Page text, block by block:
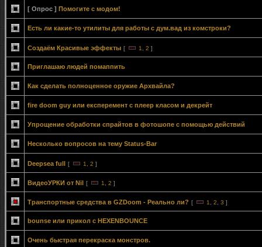
[ Опрос ] Помогите с модом!
Есть ли какие-то утилиты для работы с дум.вад из комстроки?
Создаём Красивые эффекты [ 1 2 ]
Приглашаю людей помаппить
Как сделать полноценное оружие Архвайла?
fire doom guy или експеремент с плеер класом и декрейт
Упрощение обработки спрайтов в фотошопе с помощью действий
Несколько вопросов на тему Status-Bar
Deepsea full [ 1 2 ]
ВидеоУРКИ от Nil [ 1 2 ]
Транспортные средства в GZDoom - Реально ли? [ 1 2 3 ]
bounse или прикол с HEXENBOUNCE
Очень быстрая перекраска монстров.